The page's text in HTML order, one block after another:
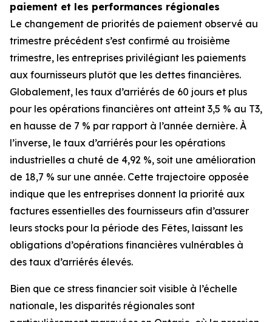
paiement et les performances régionales
Le changement de priorités de paiement observé au
trimestre précédent s’est confirmé au troisième
trimestre, les entreprises privilégiant les paiements
aux fournisseurs plutôt que les dettes financières.
Globalement, les taux d’arriérés de 60 jours et plus
pour les opérations financières ont atteint 3,5 % au T3,
en hausse de 7 % par rapport à l’année dernière. À
l’inverse, le taux d’arriérés pour les opérations
industrielles a chuté de 4,92 %, soit une amélioration
de 18,7 % sur une année. Cette trajectoire opposée
indique que les entreprises donnent la priorité aux
factures essentielles des fournisseurs afin d’assurer
leurs stocks pour la période des Fêtes, laissant les
obligations d’opérations financières vulnérables à
des taux d’arriérés élevés.
Bien que ce stress financier soit visible à l’échelle
nationale, les disparités régionales sont